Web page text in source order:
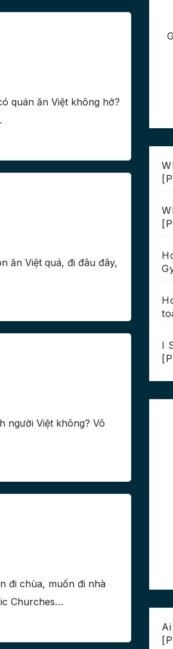
quán ăn Việt không hở?
ăn Việt quá, đi đâu đây,
người Việt không? Vô
đi chùa, muốn đi nhà
Churches…
I